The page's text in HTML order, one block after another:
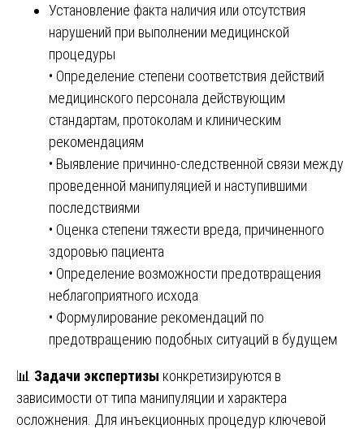
Установление факта наличия или отсутствия
нарушений при выполнении медицинской
процедуры
• Определение степени соответствия действий
медицинского персонала действующим
стандартам, протоколам и клиническим
рекомендациям
• Выявление причинно-следственной связи между
проведенной манипуляцией и наступившими
последствиями
• Оценка степени тяжести вреда, причиненного
здоровью пациента
• Определение возможности предотвращения
неблагоприятного исхода
• Формулирование рекомендаций по
предотвращению подобных ситуаций в будущем
📊 Задачи экспертизы конкретизируются в
зависимости от типа манипуляции и характера
осложнения. Для инъекционных процедур ключевой